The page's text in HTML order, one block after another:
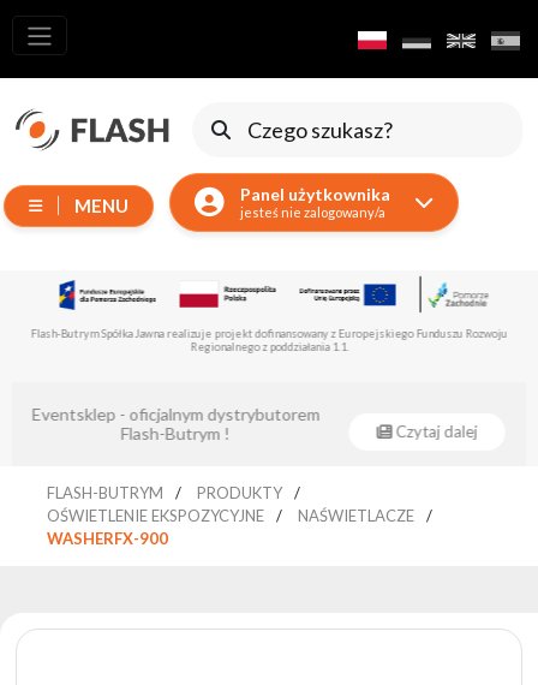
MENU Panel użytkownika
jesteś nie zalogowany/a
Wszystkie
produkty
Ruchome
Wytwornice
Akcesoria
Lasery
Reflektory
Prowadzące
Sterowniki
Flash-Butrym Spółka Jawna realizuje projekt dofinansowany z Europejskiego Funduszu Rozwoju
Regionalnego z poddziałania 1.1.
Eventsklep - oficjalnym dystrybutorem
Flash-Butrym !
Czytaj dalej
FLASH-BUTRYM
PRODUKTY
OŚWIETLENIE EKSPOZYCYJNE
NAŚWIETLACZE
WASHERFX-900